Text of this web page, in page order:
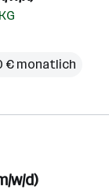
€ monatlich
w/d)